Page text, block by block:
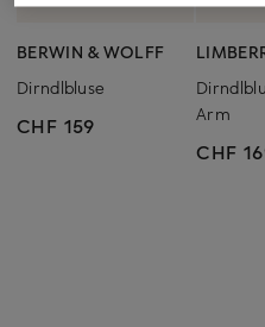
BERWIN & WOLFF
Dirndlbluse
CHF 159
Arm
CHF